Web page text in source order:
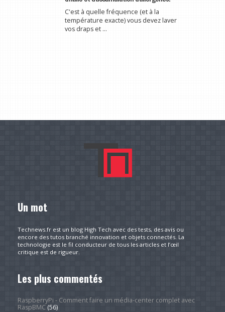
C'est à quelle fréquence (et à la
température exacte) vous devez laver
vos draps et ...
Un mot
Technews.fr est un blog High Tech avec des tests, des avis ou
encore des tutos branché innovation et objets connectés. La
technologie est le fil conducteur de tous les articles et l’œil
critique est de rigueur.
Les plus commentés
RaspberryPi - Comment faire un média-center complet avec
RaspBMC(56)